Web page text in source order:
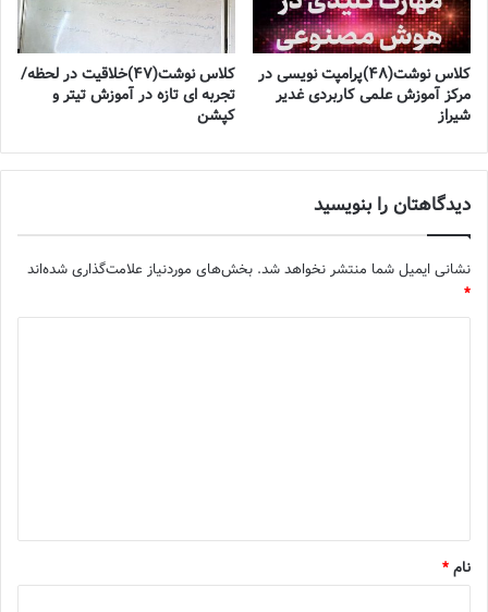
کلاس نوشت(۴۸)پرامپت نویسی در
مرکز آموزش علمی کاربردی غدیر
شیراز
کلاس نوشت(۴۷)خلاقیت در لحظه/
تجربه ای تازه در آموزش تیتر و
کپشن
دیدگاهتان را بنویسید
نشانی ایمیل شما منتشر نخواهد شد. بخش‌های موردنیاز علامت‌گذاری شده‌اند
*
نام*